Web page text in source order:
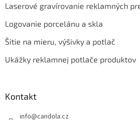
Laserové gravírovanie reklamných
Logovanie porcelánu a skla
Šitie na mieru, výšivky a potlač
Ukážky reklamnej potlače produktov
Kontakt
info@candola.cz